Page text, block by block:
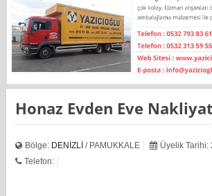
Honaz Evden Eve Nakliyat
Bölge: DENİZLİ / PAMUKKALE
Üyelik Tarihi:
Telefon: